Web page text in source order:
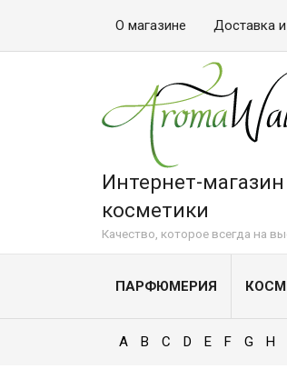
О магазине Доставка
Интернет-
косметики
Качество, которое всегда на
ПАРФЮМЕРИЯ
A B C D E F G H